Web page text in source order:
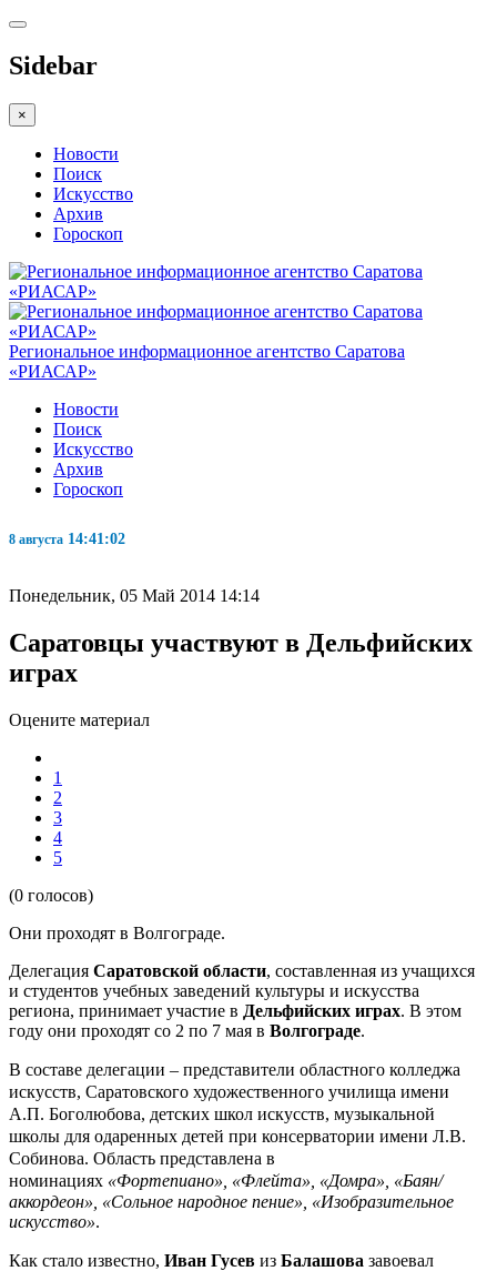
Sidebar
×
Новости
Поиск
Искусство
Архив
Гороскоп
Региональное информационное агентство Саратова
«РИАСАР»
Новости
Поиск
Искусство
Архив
Гороскоп
8 августа 14:41:02
Понедельник, 05 Май 2014 14:14
Саратовцы участвуют в Дельфийских
играх
Оцените материал
1
2
3
4
5
(0 голосов)
Они проходят в Волгограде.
Делегация Саратовской области, составленная из учащихся
и студентов учебных заведений культуры и искусства
региона, принимает участие в Дельфийских играх. В этом
году они проходят со 2 по 7 мая в Волгограде.
В составе делегации – представители областного колледжа
искусств, Саратовского художественного училища имени
А.П. Боголюбова, детских школ искусств, музыкальной
школы для одаренных детей при консерватории имени Л.В.
Собинова. Область представлена в
номинациях «Фортепиано», «Флейта», «Домра», «Баян/
аккордеон», «Сольное народное пение», «Изобразительное
искусство».
Как стало известно, Иван Гусев из Балашова завоевал